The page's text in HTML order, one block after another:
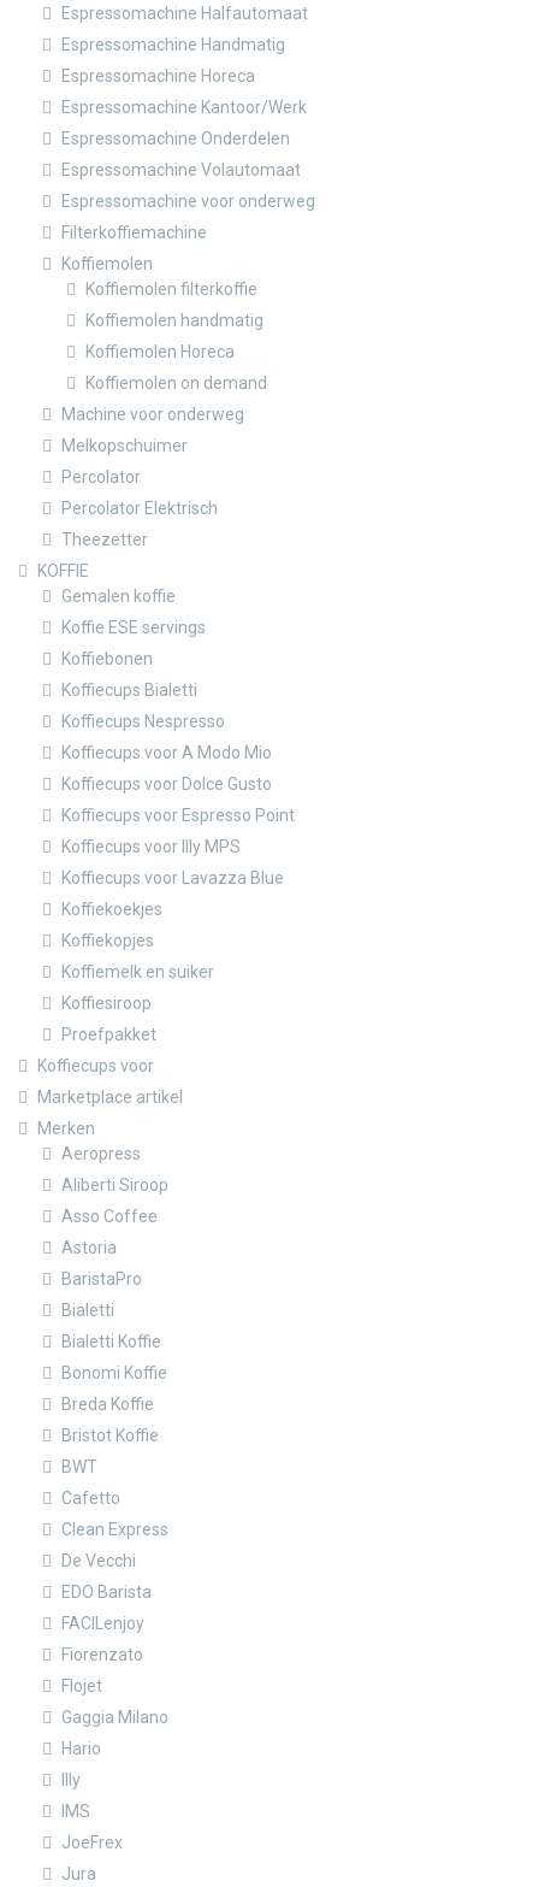
Espressomachine Halfautomaat
Espressomachine Handmatig
Espressomachine Horeca
Espressomachine Kantoor/Werk
Espressomachine Onderdelen
Espressomachine Volautomaat
Espressomachine voor onderweg
Filterkoffiemachine
Koffiemolen
Koffiemolen filterkoffie
Koffiemolen handmatig
Koffiemolen Horeca
Koffiemolen on demand
Machine voor onderweg
Melkopschuimer
Percolator
Percolator Elektrisch
Theezetter
KOFFIE
Gemalen koffie
Koffie ESE servings
Koffiebonen
Koffiecups Bialetti
Koffiecups Nespresso
Koffiecups voor A Modo Mio
Koffiecups voor Dolce Gusto
Koffiecups voor Espresso Point
Koffiecups voor Illy MPS
Koffiecups voor Lavazza Blue
Koffiekoekjes
Koffiekopjes
Koffiemelk en suiker
Koffiesiroop
Proefpakket
Koffiecups voor
Marketplace artikel
Merken
Aeropress
Aliberti Siroop
Asso Coffee
Astoria
BaristaPro
Bialetti
Bialetti Koffie
Bonomi Koffie
Breda Koffie
Bristot Koffie
BWT
Cafetto
Clean Express
De Vecchi
EDO Barista
FACILenjoy
Fiorenzato
Flojet
Gaggia Milano
Hario
Illy
IMS
JoeFrex
Jura